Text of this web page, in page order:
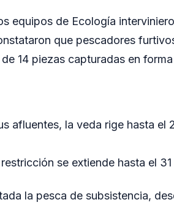
equipos de Ecología
que pescadores
14 piezas capturadas en
afluentes, la veda rige hasta el
se extiende hasta el
la pesca de subsistencia,